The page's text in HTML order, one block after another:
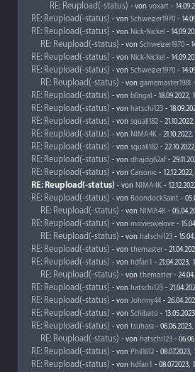
RE: Reupload(-status) - von voxart -
RE: Reupload(-status) - von Schweizer1970 -
RE: Reupload(-status) - von Nick-Nickel -
RE: Reupload(-status) - von Schweizer1970 -
RE: Reupload(-status) - von Nick-Nickel -
RE: Reupload(-status) - von Schweizer1970 -
RE: Reupload(-status) - von gamemaster1981
RE: Reupload(-status) - von b0ngal - 18.09.2022,
RE: Reupload(-status) - von hatschi123 -
RE: Reupload(-status) - von squall182 -
RE: Reupload(-status) - von NIMA4K - 21.10.2022,
RE: Reupload(-status) - von squall182 -
RE: Reupload(-status) - von dhajdg62af -
RE: Reupload(-status) - von Carsonic -
RE: Reupload(-status) - von NIMA4K -
RE: Reupload(-status) - von BoondockSaint -
RE: Reupload(-status) - von NIMA4K -
RE: Reupload(-status) - von movieswelove -
RE: Reupload(-status) - von hatschi123 -
RE: Reupload(-status) - von themaster-
RE: Reupload(-status) - von hdfan1 - 21.04.2023,
RE: Reupload(-status) - von themaster-
RE: Reupload(-status) - von hatschi123 -
RE: Reupload(-status) - von Johnny44 -
RE: Reupload(-status) - von Schibato -
RE: Reupload(-status) - von tsuhara - 06.06.2023,
RE: Reupload(-status) - von hatschi123 -
RE: Reupload(-status) - von Phil1612 - 08.07.2023,
RE: Reupload(-status) - von hdfan1 - 08.07.2023,